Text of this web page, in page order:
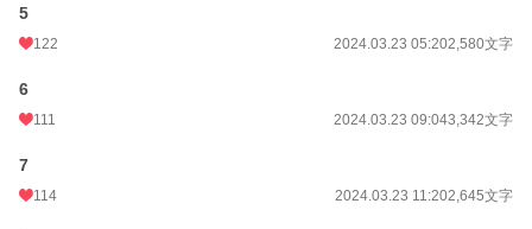
初回完結日時
月間ポイント
年間ポイント
累計ポイント
5
122 2024.03.23 05:202,580文字
6
111 2024.03.23 09:043,342文字
7
114 2024.03.23 11:202,645文字